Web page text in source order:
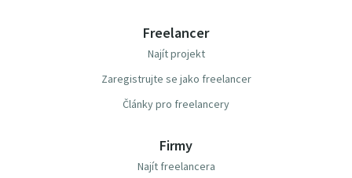
Freelancer
Najít projekt
Zaregistrujte se jako freelancer
Články pro freelancery
Firmy
Najít freelancera